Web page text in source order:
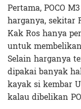
Pertama, POCO
harganya, sekitar
Kak Ros hanya
untuk
Selain harganya
dipakai banyak
kayak si kembar
kalau dibelikan